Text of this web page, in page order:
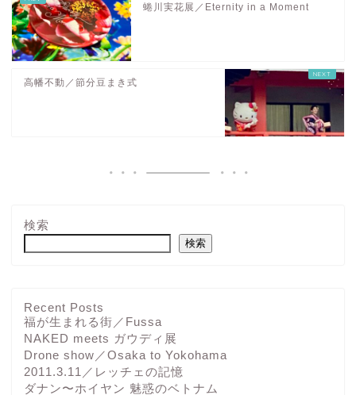
蜷川実花展／Eternity in a Moment
高幡不動／節分豆まき式
検索
検索
Recent Posts
福が生まれる街／Fussa
NAKED meets ガウディ展
Drone show／Osaka to Yokohama
2011.3.11／レッチェの記憶
ダナン〜ホイヤン 魅惑のベトナム